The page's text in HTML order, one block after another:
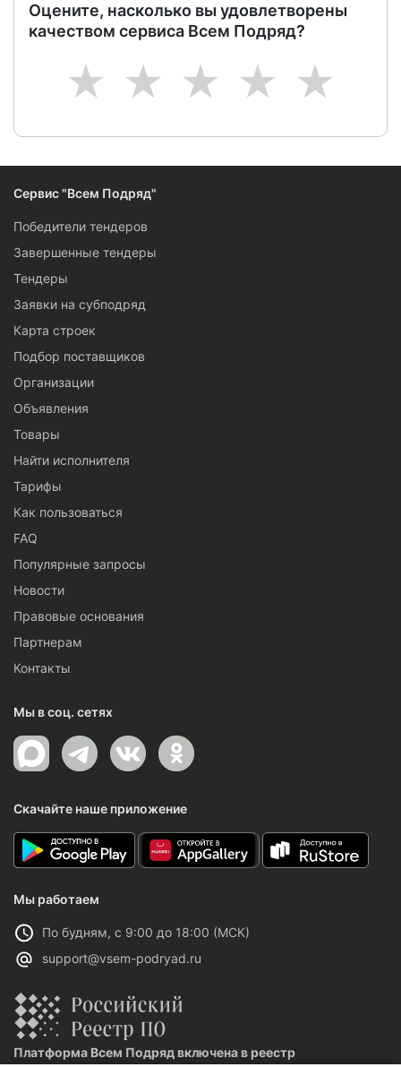
Оцените, насколько вы удовлетворены
качеством сервиса Всем Подряд?
5
4
3
2
1
Сервис "Всем Подряд"
Победители тендеров
Завершенные тендеры
Тендеры
Заявки на субподряд
Карта строек
Подбор поставщиков
Организации
Объявления
Товары
Найти исполнителя
Тарифы
Как пользоваться
FAQ
Популярные запросы
Новости
Правовые основания
Партнерам
Контакты
Мы в соц. сетях
Скачайте наше приложение
Мы работаем
По будням, с 9:00 до 18:00 (МСК)
support@vsem-podryad.ru
Платформа Всем Подряд включена в реестр